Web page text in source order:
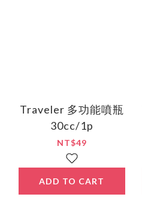
Traveler 多功能噴瓶
30cc/1p
NT$49
ADD TO CART